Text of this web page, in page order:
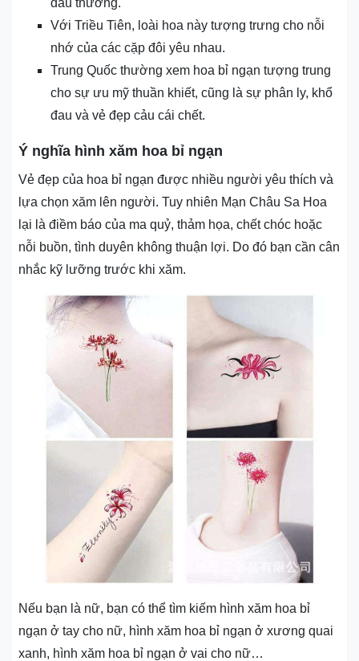
đau thương.
Với Triều Tiên, loài hoa này tượng trưng cho nỗi
nhớ của các cặp đôi yêu nhau.
Trung Quốc thường xem hoa bỉ ngạn tượng trung
cho sự ưu mỹ thuần khiết, cũng là sự phân ly, khổ
đau và vẻ đẹp cảu cái chết.
Ý nghĩa hình xăm hoa bỉ ngạn
Vẻ đẹp của hoa bỉ ngạn được nhiều người yêu thích và
lựa chọn xăm lên người. Tuy nhiên Mạn Châu Sa Hoa
lại là điềm báo của ma quỷ, thảm họa, chết chóc hoặc
nỗi buồn, tình duyên không thuận lợi. Do đó bạn cần cân
nhắc kỹ lưỡng trước khi xăm.
Nếu bạn là nữ, bạn có thể tìm kiếm hình xăm hoa bỉ
ngạn ở tay cho nữ, hình xăm hoa bỉ ngạn ở xương quai
xanh, hình xăm hoa bỉ ngạn ở vai cho nữ…